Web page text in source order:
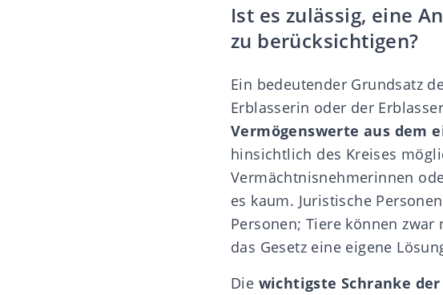
Ist es zulässig, eine
zu berücksichtigen?
Ein bedeutender Grundsatz
Erblasserin oder der
Vermögenswerte aus dem
hinsichtlich des Kreises
Vermächtnisnehmerinnen
es kaum. Juristische
Personen;Tiere können zwar
das Gesetz eine eigene
Die wichtigste Schranke